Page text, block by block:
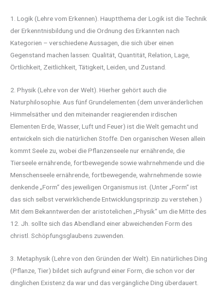
1. Logik (Lehre vom Erkennen). Hauptthema der Logik ist die Technik
der Erkenntnisbildung und die Ordnung des Erkannten nach
Kategorien – verschiedene Aussagen, die sich über einen
Gegenstand machen lassen: Qualität, Quantität, Relation, Lage,
Örtlichkeit, Zeitlichkeit, Tätigkeit, Leiden, und Zustand.
2. Physik (Lehre von der Welt). Hierher gehört auch die
Naturphilosophie. Aus fünf Grundelementen (dem unveränderlichen
Himmelsäther und den miteinander reagierenden irdischen
Elementen Erde, Wasser, Luft und Feuer) ist die Welt gemacht und
entwickeln sich die natürlichen Stoffe. Den organischen Wesen allein
kommt Seele zu, wobei die Pflanzenseele nur ernährende, die
Tierseele ernährende, fortbewegende sowie wahrnehmende und die
Menschenseele ernährende, fortbewegende, wahrnehmende sowie
denkende „Form“ des jeweiligen Organismus ist. (Unter „Form“ ist
das sich selbst verwirklichende Entwicklungsprinzip zu verstehen.)
Mit dem Bekanntwerden der aristotelichen „Physik“ um die Mitte des
12. Jh. sollte sich das Abendland einer abweichenden Form des
christl. Schöpfungsglaubens zuwenden.
3. Metaphysik (Lehre von den Gründen der Welt). Ein natürliches Ding
(Pflanze, Tier) bildet sich aufgrund einer Form, die schon vor der
dinglichen Existenz da war und das vergängliche Ding überdauert.